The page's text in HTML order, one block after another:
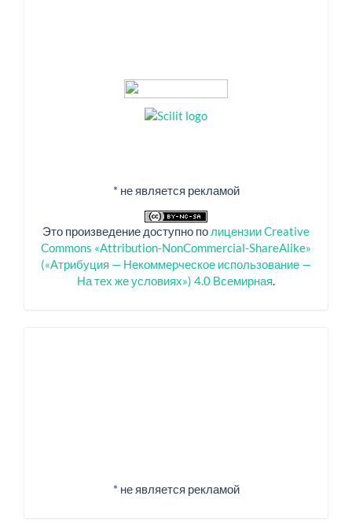
* не является рекламой
Это произведение доступно по лицензии Creative
Commons «Attribution-NonCommercial-ShareAlike»
(«Атрибуция — Некоммерческое использование —
На тех же условиях») 4.0 Всемирная.
* не является рекламой